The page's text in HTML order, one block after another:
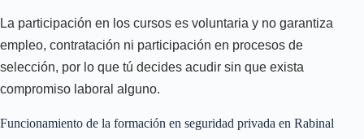
La participación en los cursos es voluntaria y no garantiza
empleo, contratación ni participación en procesos de
selección, por lo que tú decides acudir sin que exista
compromiso laboral alguno.
Funcionamiento de la formación en seguridad privada en Rabinal